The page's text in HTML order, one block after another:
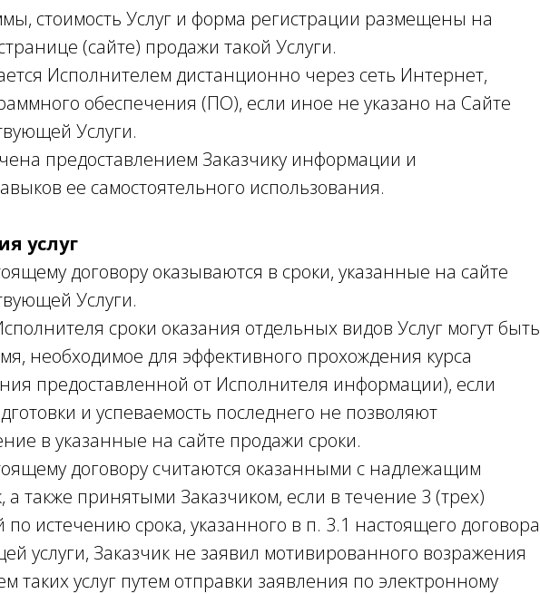
стоимость Услуг и форма регистрации размещены на
(сайте) продажи такой Услуги.
Исполнителем дистанционно через сеть Интернет,
обеспечения (ПО), если иное не указано на Сайте
Услуги.
предоставлением Заказчику информации и
ее самостоятельного использования.
услуг
договору оказываются в сроки, указанные на сайте
Услуги.
сроки оказания отдельных видов Услуг могут быть
необходимое для эффективного прохождения курса
предоставленной от Исполнителя информации), если
и успеваемость последнего не позволяют
в указанные на сайте продажи сроки.
договору считаются оказанными с надлежащим
а также принятыми Заказчиком, если в течение 3 (трех)
истечению срока, указанного в п. 3.1 настоящего договора
услуги, Заказчик не заявил мотивированного возражения
таких услуг путем отправки заявления по электронному